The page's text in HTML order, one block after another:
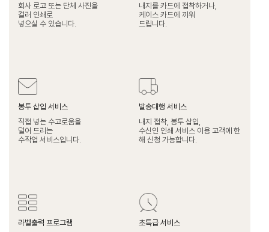
회사 로고 또는 단체 사진을
컬러 인쇄로
넣으실 수 있습니다.
내지를 카드에 접착하거나,
케이스 카드에 끼워
드립니다.
봉투 삽입 서비스
직접 넣는 수고로움을
덜어 드리는
수작업 서비스입니다.
발송대행 서비스
내지 접착, 봉투 삽입,
수신인 인쇄 서비스 이용 고객에 한
해 신청 가능합니다.
라벨출력 프로그램
초특급 서비스